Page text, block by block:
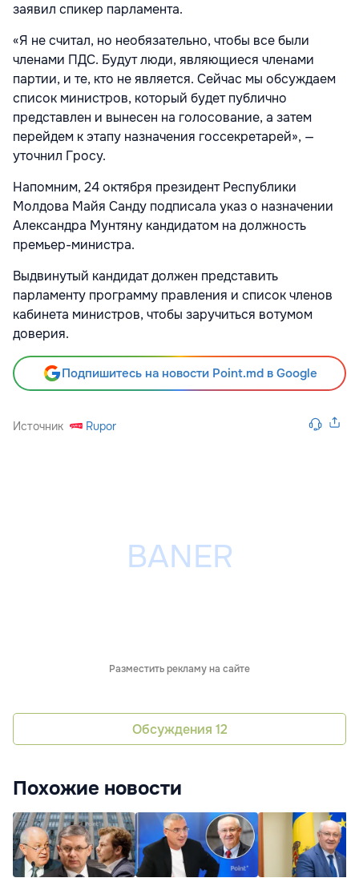
заявил спикер парламента.
«Я не считал, но необязательно, чтобы все были
членами ПДС. Будут люди, являющиеся членами
партии, и те, кто не является. Сейчас мы обсуждаем
список министров, который будет публично
представлен и вынесен на голосование, а затем
перейдем к этапу назначения госсекретарей», —
уточнил Гросу.
Напомним, 24 октября президент Республики
Молдова Майя Санду подписала указ о назначении
Александра Мунтяну кандидатом на должность
премьер-министра.
Выдвинутый кандидат должен представить
парламенту программу правления и список членов
кабинета министров, чтобы заручиться вотумом
доверия.
Подпишитесь на новости Point.md в Google
Источник Rupor
Разместить рекламу на сайте
Обсуждения 12
Похожие новости